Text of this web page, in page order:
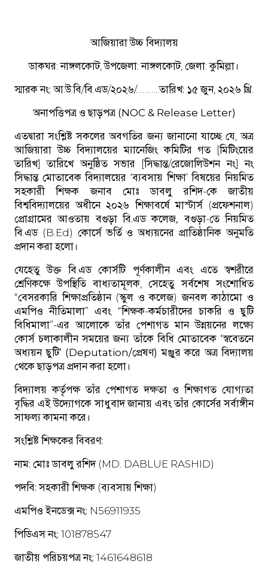
আজিয়ারা উচ্চ বিদ্যালয়
ডাকঘর: নাঙ্গলকোট, উপজেলা: নাঙ্গলকোট, জেলা: কুমিল্লা।
স্মারক নং: আ.উ.বি/বি.এড/২০২৬/………..তারিখ: ১৫ জুন, ২০২৬ খ্রি.
অনাপত্তিপত্র ও ছাড়পত্র (NOC & Release Letter)
এতদ্বারা সংশ্লিষ্ট সকলের অবগতির জন্য জানানো যাচ্ছে যে, অত্র
আজিয়ারা উচ্চ বিদ্যালয়ের ম্যানেজিং কমিটির গত [মিটিংয়ের
তারিখ] তারিখে অনুষ্ঠিত সভার [সিদ্ধান্ত/রেজোলিউশন নং] নং
সিদ্ধান্ত মোতাবেক বিদ্যালয়ের ‘ব্যবসায় শিক্ষা’ বিষয়ের নিয়মিত
সহকারী শিক্ষকজনাব মোঃ ডাবলু রশিদ-কে জাতীয়
বিশ্ববিদ্যালয়ের অধীনে ২০২৬ শিক্ষাবর্ষে মাস্টার্স (প্রফেশনাল)
প্রোগ্রামের আওতায়বগুড়া বি.এড কলেজ, বগুড়া-তে নিয়মিত
বি.এড (B.Ed) কোর্সে ভর্তি ও অধ্যয়নের প্রাতিষ্ঠানিক অনুমতি
প্রদান করা হলো।
যেহেতু উক্ত বি.এড কোর্সটি পূর্ণকালীন এবং এতে স্বশরীরে
শ্রেণিকক্ষে উপস্থিতি বাধ্যতামূলক, সেহেতু সর্বশেষ সংশোধিত
“বেসরকারি শিক্ষাপ্রতিষ্ঠান (স্কুল ও কলেজ) জনবল কাঠামো ও
এমপিও নীতিমালা” এবং “শিক্ষক-কর্মচারীদের চাকরি ও ছুটি
বিধিমালা”-এর আলোকে তাঁর পেশাগত মান উন্নয়নের লক্ষ্যে
কোর্স চলাকালীন সময়ের জন্য তাঁকে বিধি মোতাবেক ‘স্ববেতনে
অধ্যয়ন ছুটি’ (Deputation/প্রেষণ) মঞ্জুর করে অত্র বিদ্যালয়
থেকে ছাড়পত্র প্রদান করা হলো।
বিদ্যালয় কর্তৃপক্ষ তাঁর পেশাগত দক্ষতা ও শিক্ষাগত যোগ্যতা
বৃদ্ধির এই উদ্যোগকে সাধুবাদ জানায় এবং তাঁর কোর্সের সর্বাঙ্গীন
সাফল্য কামনা করে।
সংশ্লিষ্ট শিক্ষকের বিবরণ:
নাম: মোঃ ডাবলু রশিদ (MD. DABLUE RASHID)
পদবি: সহকারী শিক্ষক (ব্যবসায় শিক্ষা)
এমপিও ইনডেক্স নং: N56911935
পিডিএস নং: 101878547
জাতীয় পরিচয়পত্র নং: 1461648618